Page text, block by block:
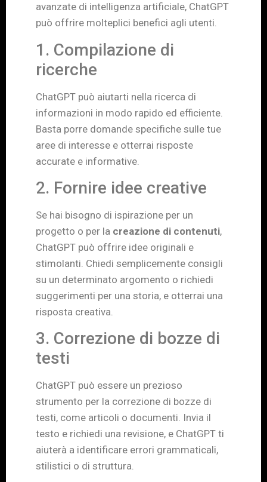
avanzate di intelligenza artificiale, ChatGPT
può offrire molteplici benefici agli utenti.
1. Compilazione di
ricerche
ChatGPT può aiutarti nella ricerca di
informazioni in modo rapido ed efficiente.
Basta porre domande specifiche sulle tue
aree di interesse e otterrai risposte
accurate e informative.
2. Fornire idee creative
Se hai bisogno di ispirazione per un
progetto o per la creazione di contenuti,
ChatGPT può offrire idee originali e
stimolanti. Chiedi semplicemente consigli
su un determinato argomento o richiedi
suggerimenti per una storia, e otterrai una
risposta creativa.
3. Correzione di bozze di
testi
ChatGPT può essere un prezioso
strumento per la correzione di bozze di
testi, come articoli o documenti. Invia il
testo e richiedi una revisione, e ChatGPT ti
aiuterà a identificare errori grammaticali,
stilistici o di struttura.